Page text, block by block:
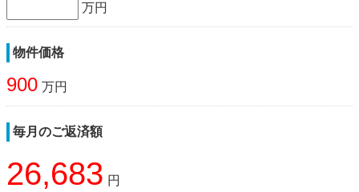
万円
物件価格
900 万円
毎月のご返済額
26,683 円